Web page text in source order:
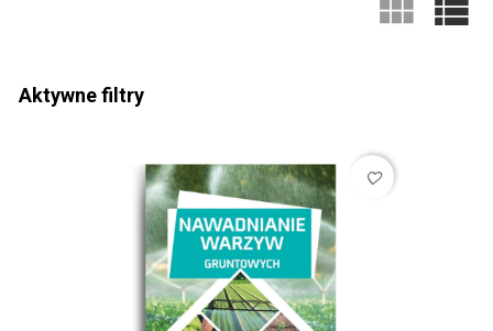
Aktywne filtry
favorite_border